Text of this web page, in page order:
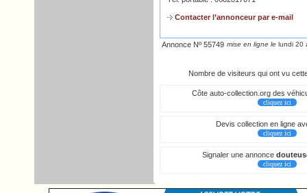
Contacter l’annonceur par e-mail
Annonce Nº 55749 mise en ligne le lundi 20
Nombre de visiteurs qui ont vu
Côte auto-collection.org des
cliquez ici
Devis collection en ligne
cliquez ici
Signaler une annonce
cliquez ici